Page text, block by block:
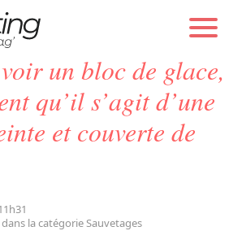
Chien
Chat
SAUVETAGES
un bloc de glace,
qu’il s’agit d’une
et couverte de
dans la catégorie Sauvetages